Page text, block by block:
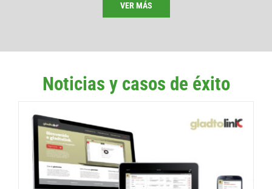
VER MÁS
Noticias y casos de éxito